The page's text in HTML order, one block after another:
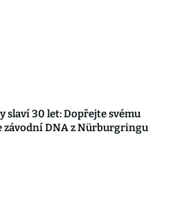
slaví 30 let: Dopřejte svému
závodní DNA z Nürburgringu